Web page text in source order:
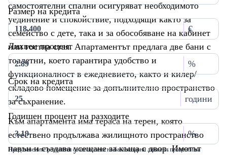
самостоятелни спални осигуряват необходимото
уединение и спокойствие, подходящи както за
семейство с дете, така и за обособяване на кабинет
или гостна стая. Апартаментът предлага две бани с
тоалетни, което гарантира удобство и
функционалност в ежедневието, както и килер/
складово помещение за допълнително пространство
за съхранение.
Към апартамента има тераса на терен, която
естествено продължава жилищното пространство
навън и създава усещане за къща с двор. Имотът
Размер на кредита
€
Лихвен процент
%
Срок на кредита
години
Годишен процент на разходите
%
Представените резултати са изчислени на база пазарни лихвени проценти на